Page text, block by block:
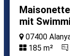
mit
07400
185 m²